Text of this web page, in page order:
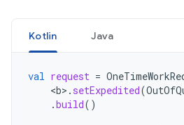
Kotlin Java
val request =
<b> . setExpedited(
.build()